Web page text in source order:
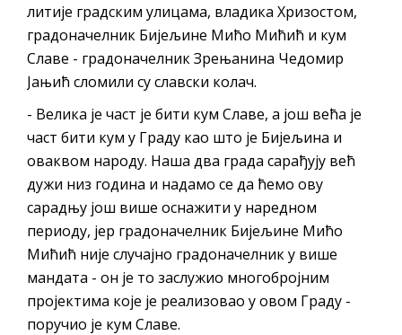
литије градским улицама, владика Хризостом,
градоначелник Бијељине Мићо Мићић и кум
Славе - градоначелник Зрењанина Чедомир
Јањић сломили су славски колач.
- Велика је част је бити кум Славе, а још већа је
част бити кум у Граду као што је Бијељина и
оваквом народу. Наша два града сарађују већ
дужи низ година и надамо се да ћемо ову
сарадњу још више оснажити у наредном
периоду, јер градоначелник Бијељине Мићо
Мићић није случајно градоначелник у више
мандата - он је то заслужио многобројним
пројектима које је реализовао у овом Граду -
поручио је кум Славе.